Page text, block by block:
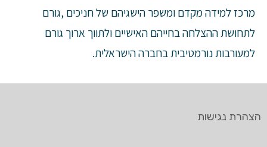
מרכז למידה מקדם ומשפר הישגיהם של חניכים ,גורם
לתחושת ההצלחה בחייהם האישיים ולתווך ארוך גורם
למעורבות נורמטיבית בחברה הישראלית.
הצהרת נגישות